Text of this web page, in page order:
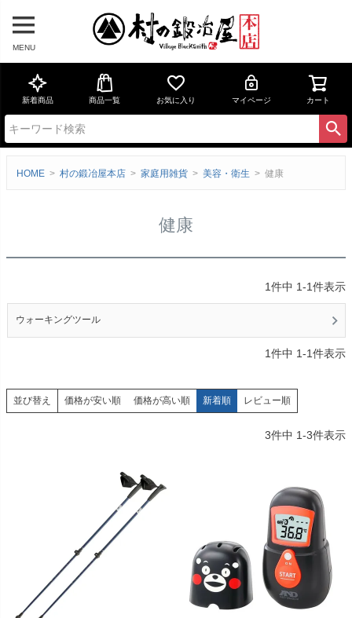
MENU
新着商品 商品一覧 お気に入り マイページ カート
HOME 村の鍛冶屋本店 家庭用雑貨 美容・衛生 健康
健康
1件中 1-1件表示
ウォーキングツール
1件中 1-1件表示
並び替え 価格が安い順 価格が高い順 新着順 レビュー順
3件中 1-3件表示